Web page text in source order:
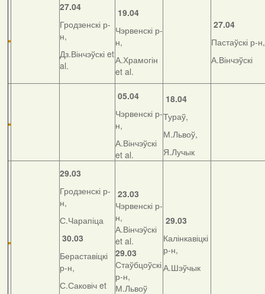
27.04
Гродзенскі р-
н,
Дз.Вінчэўскі et
al.
19.04
Чэрвенскі р-
н,
А.Храмогін
et al.
27.04
Пастаўскі р-н,
А.Вінчэўскі
05.04
Чэрвенскі р-
н,
А.Вінчэўскі
et al.
18.04
Тураў,
М.Львоў,
Я.Лучык
29.03
Гродзенскі р-
н,
С.Чарапіца
30.03
Бераставіцкі
р-н,
С.Саковіч et
23.03
Чэрвенскі р-
н,
А.Вінчэўскі
et al.
29.03
Стаўбцоўскі
р-н,
М.Львоў
29.03
Калінкавіцкі
р-н,
А.Шэўчык